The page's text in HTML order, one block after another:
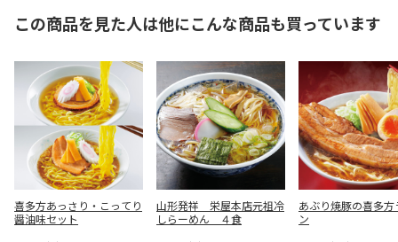
この商品を見た人は他にこんな商品も買っています
喜多方あっさり・こってり
醤油味セット
山形発祥 栄屋本店元祖冷
しらーめん ４食
あぶり焼豚の喜多方
ン